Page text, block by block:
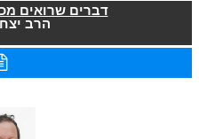
דברים שרואים
הרב